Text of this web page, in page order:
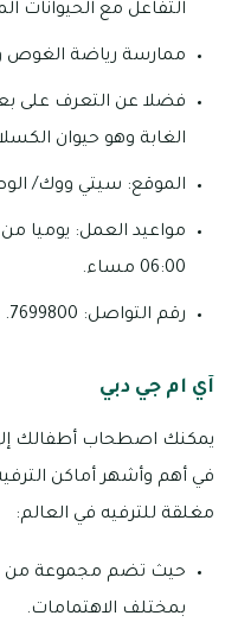
التفاعل مع الحيوانات
ممارسة رياضة الغوص
فضلا عن التعرف على
الغابة وهو حيوان
الموقع: سيتي ووك/
06:00 مساء.
رقم التواصل: 7699800.
آي ام جي دبي
يمكنك اصطحاب أطفالك
في أهم وأشهر أماكن
مغلقة للترفيه في العالم:
حيث تضم مجموعة من
بمختلف الاهتمامات.